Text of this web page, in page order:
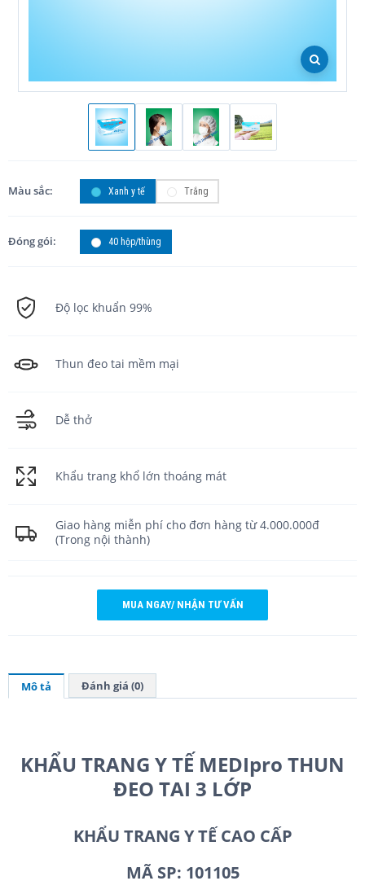
Mô tả Đánh giá (0)
KHẨU TRANG Y TẾ MEDIpro THUN
ĐEO TAI 3 LỚP
KHẨU TRANG Y TẾ CAO CẤP
MÃ SP: 101105
Màu sắc: Xanh y tế Trắng
Đóng gói: 40 hộp/thùng
Độ lọc khuẩn 99%
Thun đeo tai mềm mại
Dễ thở
Khẩu trang khổ lớn thoáng mát
Giao hàng miễn phí cho đơn hàng từ 4.000.000đ
(Trong nội thành)
MUA NGAY/ NHẬN TƯ VẤN